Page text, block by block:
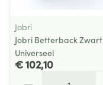
Jobri
Jobri Betterback Zwart
Universeel
€ 102,10